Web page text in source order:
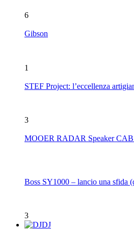
6
Gibson
1
STEF Project: l’eccellenza
3
MOOER RADAR
Boss SY1000 – lancio una sfida
3
DJ